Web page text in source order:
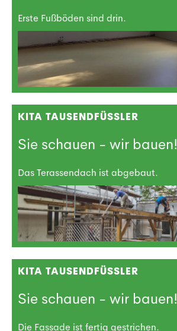
Erste Fußböden sind drin.
KITA TAUSENDFÜSSLER
Sie schauen - wir bauen!
Das Terassendach ist abgebaut.
KITA TAUSENDFÜSSLER
Sie schauen - wir bauen!
Die Fassade ist fertig gestrichen.